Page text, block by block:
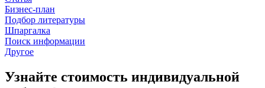
Бизнес-план
Подбор литературы
Шпаргалка
Поиск информации
Другое
Узнайте стоимость индивидуальной